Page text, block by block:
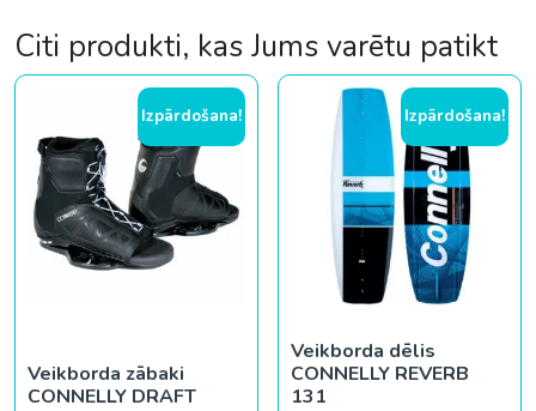
Citi produkti, kas Jums varētu patikt
Izpārdošana!
Veikborda zābaki
CONNELLY DRAFT
Izpārdošana!
Veikborda dēlis
CONNELLY REVERB
131